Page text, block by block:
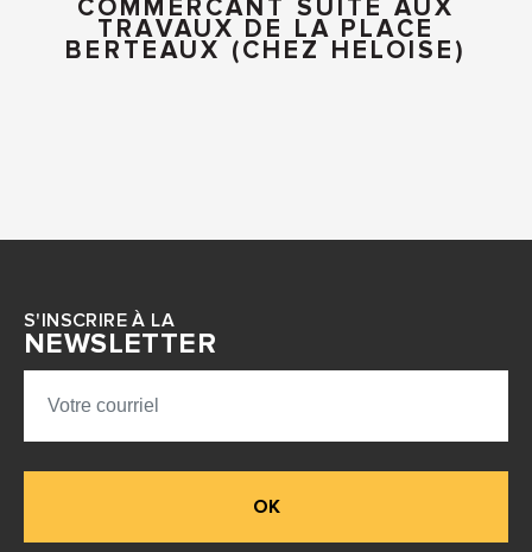
COMMERCANT SUITE AUX
TRAVAUX DE LA PLACE
BERTEAUX (CHEZ HELOISE)
S'INSCRIRE À LA
NEWSLETTER
OK